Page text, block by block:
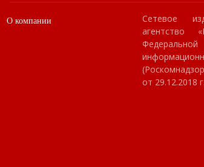
О компании
Сетевое
агентство
от 29.12.2018 г.